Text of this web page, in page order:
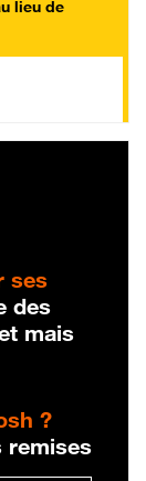
lieu de
ses
des
mais
?
remises